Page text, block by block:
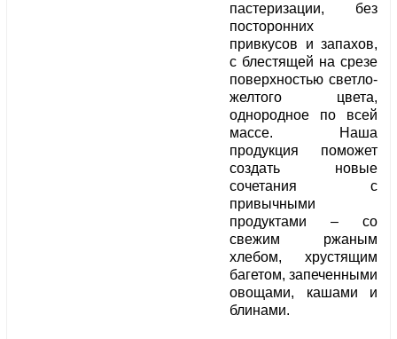
пастеризации, без
посторонних
привкусов и запахов,
с блестящей на срезе
поверхностью светло-
желтого цвета,
однородное по всей
массе. Наша
продукция поможет
создать новые
сочетания с
привычными
продуктами – со
свежим ржаным
хлебом, хрустящим
багетом, запеченными
овощами, кашами и
блинами.